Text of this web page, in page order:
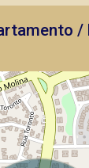
/